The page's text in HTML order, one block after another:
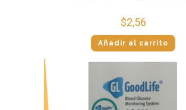
$2,56
Añadir al carrito